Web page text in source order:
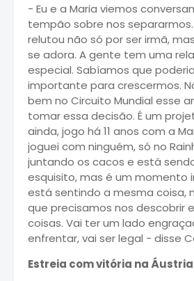
- Eu e a Maria viemos
tempão sobre nos
relutou não só por ser irmã,
se adora. A gente tem uma
especial. Sabíamos que
importante para crescermos.
bem no Circuito Mundial esse
tomar essa decisão. É um
ainda, jogo há 11 anos com a
joguei com ninguém, só no
juntando os cacos e está
esquisito, mas é um momento
está sentindo a mesma coisa,
que precisamos nos descobrir
coisas. Vai ter um lado
enfrentar, vai ser legal - disse
Estreia com vitória na Áustria